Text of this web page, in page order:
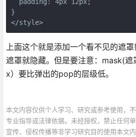
}
</style>
上面这个就是添加一个看不见的遮
遮罩就隐藏。但是要注意：mask(
x）要比弹出的pop的层级低。
本文内容仅供个人学习、研究或参考使用，
专业指导或法律依据。未经授权，禁止任何
宣传、侵权传播等非学习研究目的使用本文